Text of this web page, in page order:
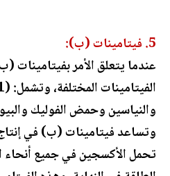
5. فيتامينات (ب):
عندما يتعلق الأمر بفيتامينات
والنياسين وحمض الفوليك
وتساعد فيتامينات (ب) في إنتاج
تحمل الأكسجين في جميع